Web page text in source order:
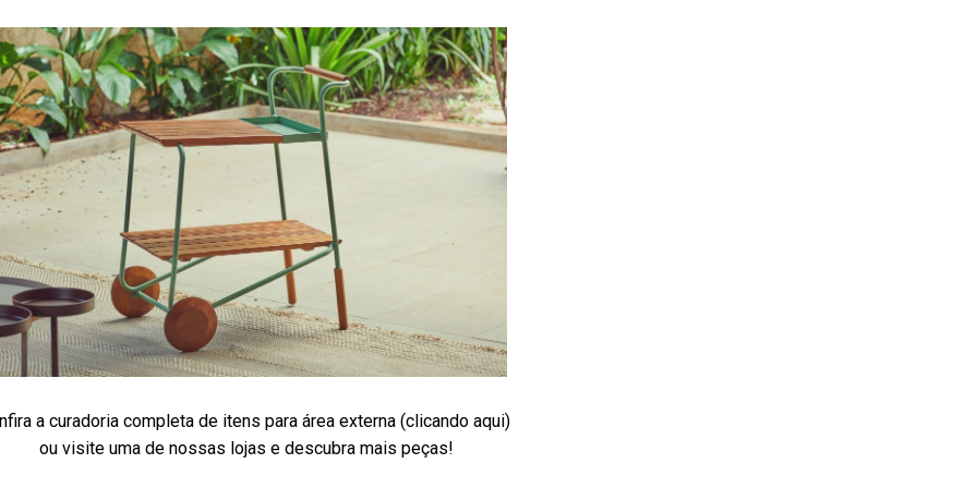
a curadoria completa de itens para área externa (clicando aqui)
ou visite uma de nossas lojas e descubra mais peças!